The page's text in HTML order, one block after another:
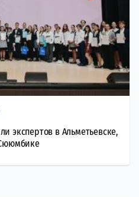
экспертов в Альметьевске,